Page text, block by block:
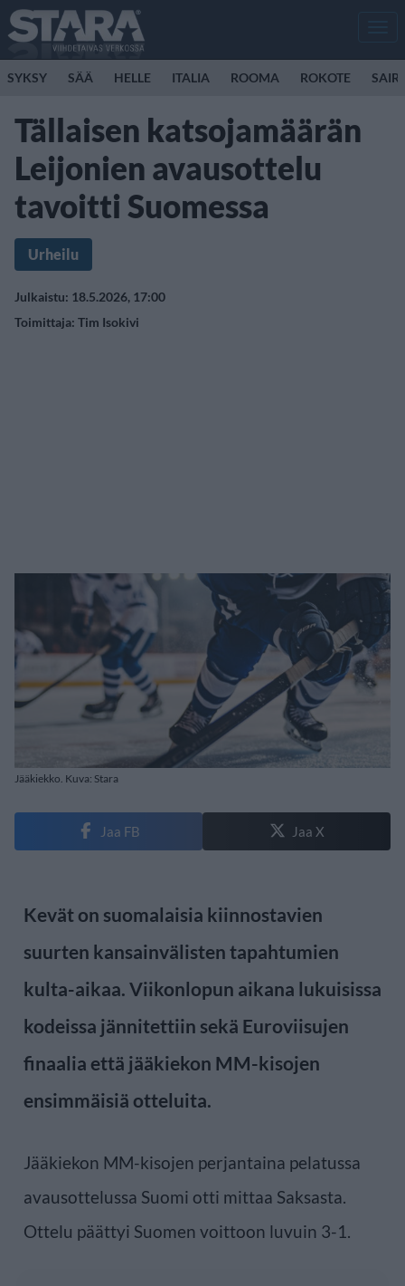
SYKSY SÄÄ HELLE ITALIA ROOMA ROKOTE
Tällaisen katsojamäärän
Leijonien avausottelu
tavoitti Suomessa
Urheilu
Julkaistu: 18.5.2026, 17:00
Toimittaja: Tim Isokivi
Jääkiekko. Kuva: Stara
Jaa FB Jaa X
Kevät on suomalaisia kiinnostavien
suurten kansainvälisten tapahtumien
kulta-aikaa. Viikonlopun aikana lukuisissa
kodeissa jännitettiin sekä Euroviisujen
finaalia että jääkiekon MM-kisojen
ensimmäisiä otteluita.
Jääkiekon MM-kisojen perjantaina pelatussa
avausottelussa Suomi otti mittaa Saksasta.
Ottelu päättyi Suomen voittoon luvuin 3-1.